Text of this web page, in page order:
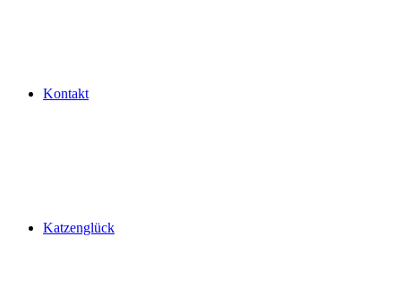
Kontakt
Katzenglück